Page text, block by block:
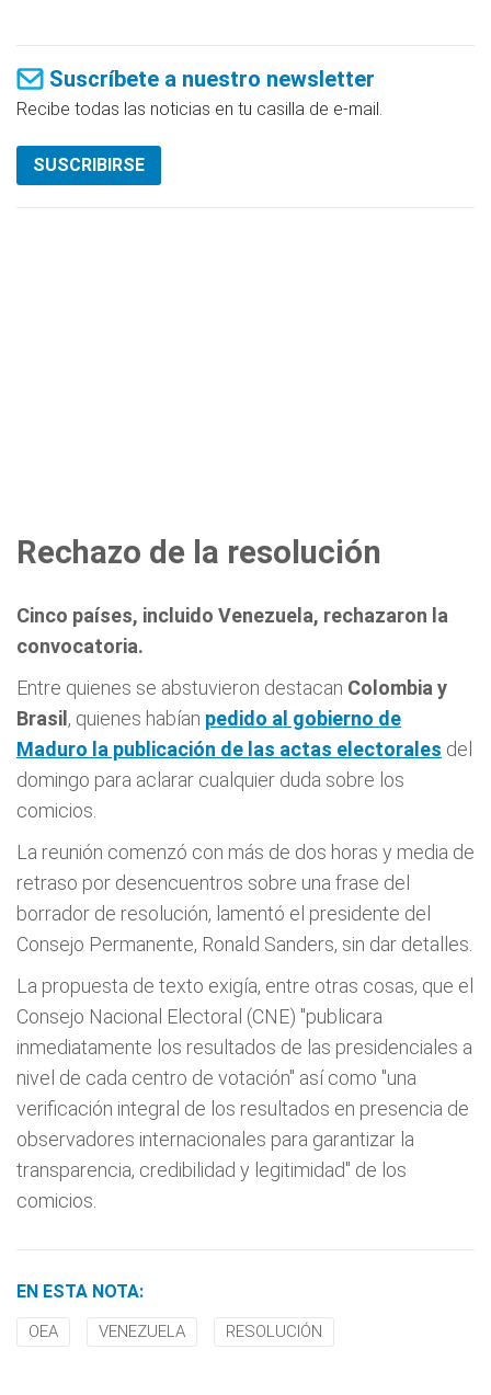
Suscríbete a nuestro newsletter
Recibe todas las noticias en tu casilla de e-mail.
SUSCRIBIRSE
Rechazo de la resolución
Cinco países, incluido Venezuela, rechazaron la
convocatoria.
Entre quienes se abstuvieron destacan Colombia y
Brasil , quienes habían pedido al gobierno de
Maduro la publicación de las actas electorales del
domingo para aclarar cualquier duda sobre los
comicios.
La reunión comenzó con más de dos horas y media de
retraso por desencuentros sobre una frase del
borrador de resolución, lamentó el presidente del
Consejo Permanente, Ronald Sanders, sin dar detalles.
La propuesta de texto exigía, entre otras cosas, que el
Consejo Nacional Electoral (CNE) "publicara
inmediatamente los resultados de las presidenciales a
nivel de cada centro de votación" así como "una
verificación integral de los resultados en presencia de
observadores internacionales para garantizar la
transparencia, credibilidad y legitimidad" de los
comicios.
EN ESTA NOTA:
OEA VENEZUELA RESOLUCIÓN